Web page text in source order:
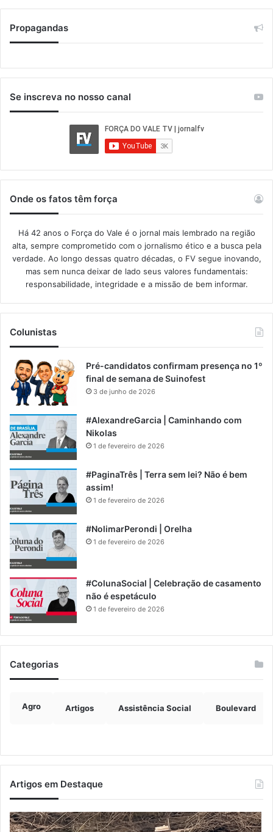
Propagandas
Se inscreva no nosso canal
Onde os fatos têm força
Há 42 anos o Força do Vale é o jornal mais lembrado na região
alta, sempre comprometido com o jornalismo ético e a busca pela
verdade. Ao longo dessas quatro décadas, o FV segue inovando,
mas sem nunca deixar de lado seus valores fundamentais:
responsabilidade, integridade e a missão de bem informar.​
Colunistas
Pré-candidatos confirmam presença no 1º
final de semana de Suinofest
3 de junho de 2026
#AlexandreGarcia | Caminhando com
Nikolas
1 de fevereiro de 2026
#PaginaTrês | Terra sem lei? Não é bem
assim!
1 de fevereiro de 2026
#NolimarPerondi | Orelha
1 de fevereiro de 2026
#ColunaSocial | Celebração de casamento
não é espetáculo
1 de fevereiro de 2026
Categorias
Agro Artigos Assistência Social Boulevard
Artigos em Destaque
Turisvales
2026